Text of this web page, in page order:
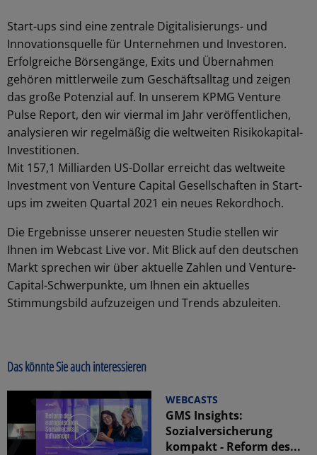
Start-ups sind eine zentrale Digitalisierungs- und
Innovationsquelle für Unternehmen und Investoren.
Erfolgreiche Börsengänge, Exits und Übernahmen
gehören mittlerweile zum Geschäftsalltag und zeigen
das große Potenzial auf. In unserem KPMG Venture
Pulse Report, den wir viermal im Jahr veröffentlichen,
analysieren wir regelmäßig die weltweiten Risikokapital-
Investitionen.
Mit 157,1 Milliarden US-Dollar erreicht das weltweite
Investment von Venture Capital Gesellschaften in Start-
ups im zweiten Quartal 2021 ein neues Rekordhoch.
Die Ergebnisse unserer neuesten Studie stellen wir
Ihnen im Webcast Live vor. Mit Blick auf den deutschen
Markt sprechen wir über aktuelle Zahlen und Venture-
Capital-Schwerpunkte, um Ihnen ein aktuelles
Stimmungsbild aufzuzeigen und Trends abzuleiten.
Das könnte Sie auch interessieren
WEBCASTS
GMS Insights:
Sozialversicherung
kompakt - Reform des...